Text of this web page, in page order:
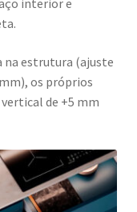
na estrutura (ajuste
os próprios
de +5 mm